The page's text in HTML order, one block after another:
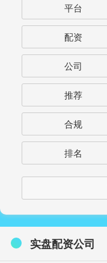
平台
配资
公司
推荐
合规
排名
实盘配资公司